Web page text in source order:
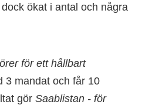
ökat i antal och några
för ett hållbart
3 mandat och får 10
gör Saablistan - för